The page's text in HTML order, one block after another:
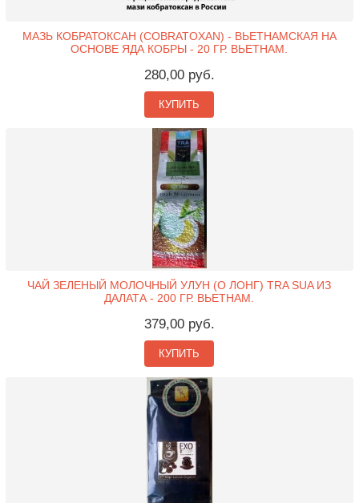
МАЗЬ КОБРАТОКСАН (COBRATOXAN) - ВЬЕТНАМСКАЯ НА
ОСНОВЕ ЯДА КОБРЫ - 20 ГР. ВЬЕТНАМ.
280,00 руб.
КУПИТЬ
ЧАЙ ЗЕЛЕНЫЙ МОЛОЧНЫЙ УЛУН (О ЛОНГ) TRA SUA ИЗ
ДАЛАТА - 200 ГР. ВЬЕТНАМ.
379,00 руб.
КУПИТЬ